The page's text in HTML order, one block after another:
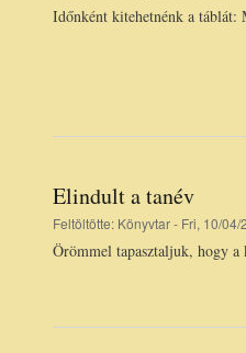
Időnként kitehetnénk a
Elindult a tanév
Feltöltötte: Könyvtar- Fri, 10/04/
Örömmel tapasztaljuk, hogy